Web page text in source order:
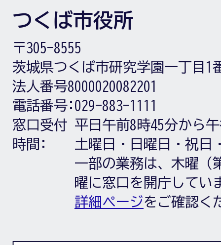
つくば市役所
〒305-8555
茨城県つくば市研究学園一丁目1
法人番号8000020082201
電話番号: 029-883-1111
窓口受付
時間:
平日午前8時45分から
土曜日・日曜日・祝日
一部の業務は、木曜（
曜に窓口を開庁してい
詳細ページをご確認く